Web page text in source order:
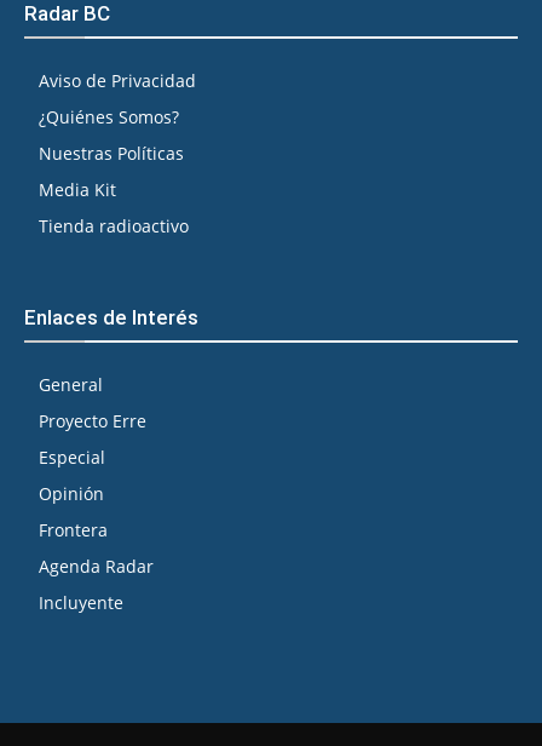
Radar BC
Aviso de Privacidad
¿Quiénes Somos?
Nuestras Políticas
Media Kit
Tienda radioactivo
Enlaces de Interés
General
Proyecto Erre
Especial
Opinión
Frontera
Agenda Radar
Incluyente